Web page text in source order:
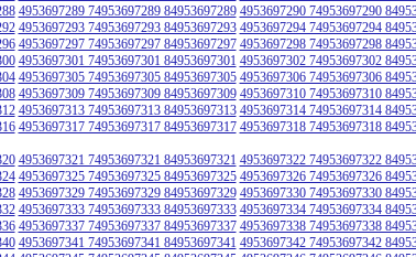
4953697289 74953697289 84953697289 4953697290 74953697290
4953697293 74953697293 84953697293 4953697294 74953697294
4953697297 74953697297 84953697297 4953697298 74953697298
4953697301 74953697301 84953697301 4953697302 74953697302
4953697305 74953697305 84953697305 4953697306 74953697306
4953697309 74953697309 84953697309 4953697310 74953697310
4953697313 74953697313 84953697313 4953697314 74953697314
4953697317 74953697317 84953697317 4953697318 74953697318
4953697321 74953697321 84953697321 4953697322 74953697322
4953697325 74953697325 84953697325 4953697326 74953697326
4953697329 74953697329 84953697329 4953697330 74953697330
4953697333 74953697333 84953697333 4953697334 74953697334
4953697337 74953697337 84953697337 4953697338 74953697338
4953697341 74953697341 84953697341 4953697342 74953697342